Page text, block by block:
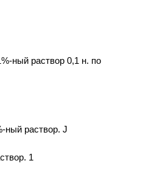
ный раствор 0,1 н. по
ный раствор. J
1